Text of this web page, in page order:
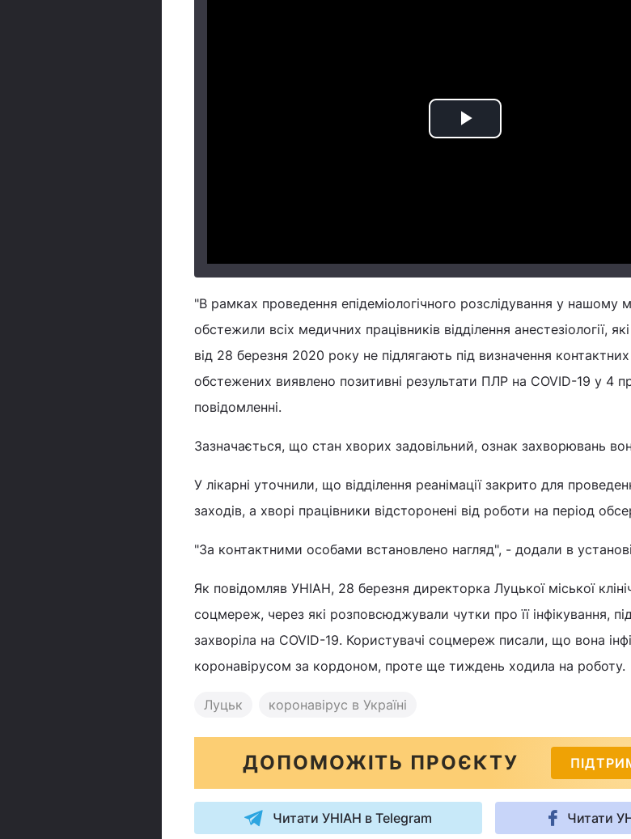
Play
"В рамках проведення епідеміологічного розслідування у нашому
обстежили всіх медичних працівників відділення анестезіології,
від 28 березня 2020 року не підлягають під визначення
обстежених виявлено позитивні результати ПЛР на COVID-19 у 4
повідомленні.
Зазначається, що стан хворих задовільний, ознак захворювань
У лікарні уточнили, що відділення реанімації закрито для
заходів, а хворі працівники відсторонені від роботи на період
"За контактними особами встановлено нагляд", - додали в
Як повідомляв УНІАН, 28 березня директорка Луцької міської
соцмереж, через які розповсюджували чутки про її інфікування,
захворіла на COVID-19. Користувачі соцмереж писали, що вона
коронавірусом за кордоном, проте ще тиждень ходила на роботу.
Луцьк коронавірус в Україні
ДОПОМОЖІТЬ ПРОЄКТУ
Читати УНІАН в Telegram Читати